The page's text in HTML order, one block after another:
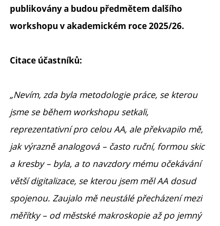
publikovány a budou předmětem dalšího
workshopu v akademickém roce 2025/26.
Citace účastníků:
„Nevím, zda byla metodologie práce, se kterou
jsme se během workshopu setkali,
reprezentativní pro celou AA, ale překvapilo mě,
jak výrazně analogová – často ruční, formou skic
a kresby – byla, a to navzdory mému očekávání
větší digitalizace, se kterou jsem měl AA dosud
spojenou. Zaujalo mě neustálé přecházení mezi
měřítky – od městské makroskopie až po jemný